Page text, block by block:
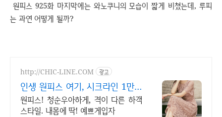
원피스 925화 마지막에는 와노쿠니의 모습이 짧게 비쳤는데, 루피
는 과연 어떻게 될까?
http://CHIC-LINE.COM 광고
인생 원피스 여기, 시크라인 1만원
이상 무배 + 당일배송
원피스! 청순우아하게, 격이 다른 하객
스타일. 내몸에 딱! 예쁘게입자